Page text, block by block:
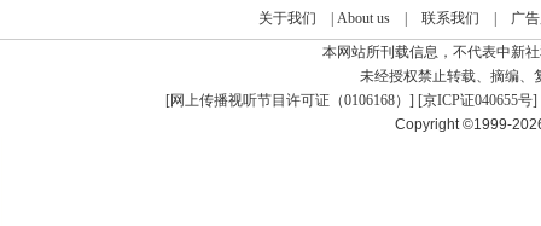
关于我们 | About us| 联系我们 |
广
本网站所刊载信息，不代表中新
未经授权禁止转载、摘编、
[网上传播视听节目许可证（0106168） ] [京ICP证040655号]
Copyright ©1999-